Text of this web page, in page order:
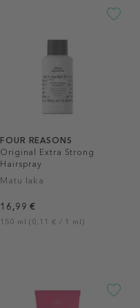
FOUR REASONS
Original Extra Strong
Hairspray
Matu laka
16,99 €
150 ml (0,11 € / 1 ml)